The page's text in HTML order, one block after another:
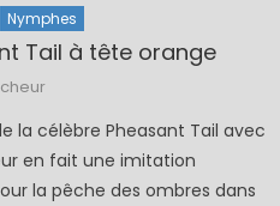
Nymphes
Tail à tête orange
la célèbre Pheasant Tail avec
en fait une imitation
la pêche des ombres dans